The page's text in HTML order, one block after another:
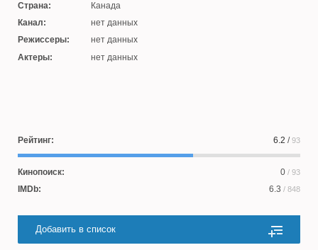
Страна:
Канада
Канал:
нет данных
Режиссеры:
нет данных
Актеры:
нет данных
Рейтинг: 6.2 /93
Кинопоиск: 0 / 93
IMDb: 6.3 / 848
Добавить в список